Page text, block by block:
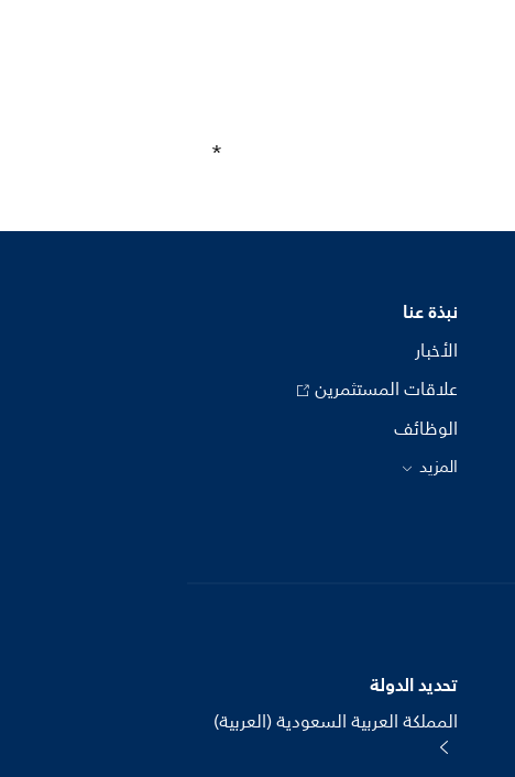
نبذة عنا
الأخبار
علاقات المستثمرين
الوظائف
المزيد
تحديد الدولة
المملكة العربية السعودية (العربية)